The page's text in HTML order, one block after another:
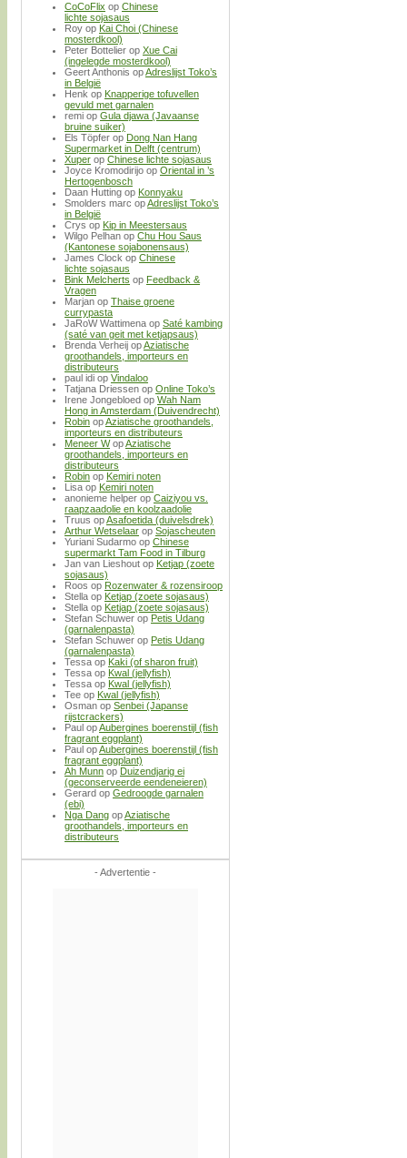
CoCoFlix op Chinese
lichte sojasaus
Roy op Kai Choi (Chinese
mosterdkool)
Peter Bottelier op Xue Cai
(ingelegde mosterdkool)
Geert Anthonis opAdreslijst Toko’s
in België
Henk op Knapperige tofuvellen
gevuld met garnalen
remi op Gula djawa (Javaanse
bruine suiker)
Els Töpfer op Dong Nan Hang
Supermarket in Delft (centrum)
Xuper op Chinese lichte sojasaus
Joyce Kromodirijo op Oriental in ’s
Hertogenbosch
Daan Hutting op Konnyaku
Smolders marc opAdreslijst Toko’s
in België
Crys op Kip in Meestersaus
Wilgo Pelhan op Chu Hou Saus
(Kantonese sojabonensaus)
James Clock op Chinese
lichte sojasaus
Bink Melcherts op Feedback &
Vragen
Marjan op Thaise groene
currypasta
JaRoW Wattimena op Saté kambing
(saté van geit met ketjapsaus)
Brenda Verheij opAziatische
groothandels, importeurs en
distributeurs
paul idi op Vindaloo
Tatjana Driessen op Online Toko’s
Irene Jongebloed op Wah Nam
Hong in Amsterdam (Duivendrecht)
Robin opAziatische groothandels,
importeurs en distributeurs
Meneer WopAziatische
groothandels, importeurs en
distributeurs
Robin op Kemiri noten
Lisa op Kemiri noten
anonieme helper op Caiziyou vs.
raapzaadolie en koolzaadolie
Truus opAsafoetida (duivelsdrek)
Arthur Wetselaar op Sojascheuten
Yuriani Sudarmo op Chinese
supermarkt Tam Food in Tilburg
Jan van Lieshout op Ketjap (zoete
sojasaus)
Roos op Rozenwater & rozensiroop
Stella op Ketjap (zoete sojasaus)
Stella op Ketjap (zoete sojasaus)
Stefan Schuwer op Petis Udang
(garnalenpasta)
Stefan Schuwer op Petis Udang
(garnalenpasta)
Tessa op Kaki (of sharon fruit)
Tessa op Kwal (jellyfish)
Tessa op Kwal (jellyfish)
Tee op Kwal (jellyfish)
Osman op Senbei (Japanse
rijstcrackers)
Paul opAubergines boerenstijl (fish
fragrant eggplant)
Paul opAubergines boerenstijl (fish
fragrant eggplant)
Ah Munn op Duizendjarig ei
(geconserveerde eendeneieren)
Gerard op Gedroogde garnalen
(ebi)
Nga Dang opAziatische
groothandels, importeurs en
distributeurs
- Advertentie -